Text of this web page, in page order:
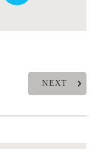
NEXT